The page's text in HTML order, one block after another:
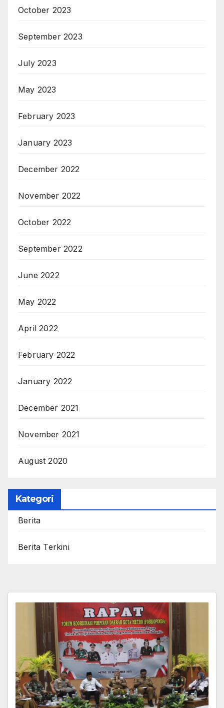
October 2023
September 2023
July 2023
May 2023
February 2023
January 2023
December 2022
November 2022
October 2022
September 2022
June 2022
May 2022
April 2022
February 2022
January 2022
December 2021
November 2021
August 2020
Kategori
Berita
Berita Terkini